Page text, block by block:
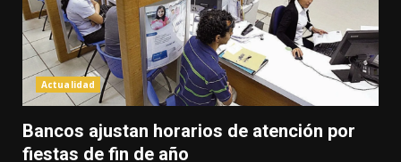
Actualidad
Bancos ajustan horarios de atención por
fiestas de fin de año